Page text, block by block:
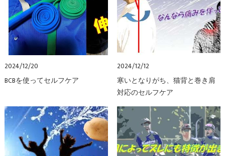
2024/12/20
BCBを使ってセルフケア
2024/12/12
寒いとなりがち、猫背と巻き肩
対応のセルフケア